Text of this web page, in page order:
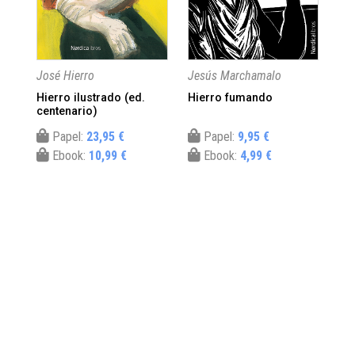
José Hierro
Hierro ilustrado (ed.
centenario)
Papel: 23,95 €
Ebook: 10,99 €
Jesús Marchamalo
Hierro fumando
Papel: 9,95 €
Ebook: 4,99 €